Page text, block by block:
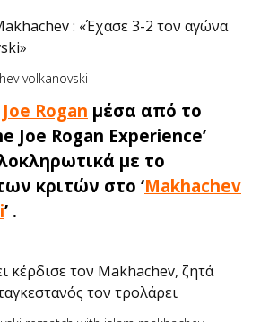
: «Έχασε 3-2 τον αγώνα
Joe Rogan μέσα από το
Joe Rogan Experience’
με το
κριτών στο ‘Makhachev
’ .
κέρδισε τον Makhachev, ζητά
τον τρολάρει